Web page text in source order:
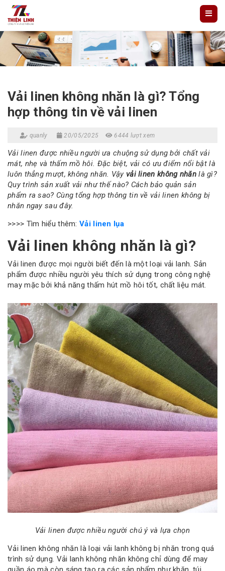
Vải linen không nhăn là gì? Tổng
hợp thông tin về vải linen
quanly 20/05/2025 6444 lượt xem
Vải linen được nhiều người ưa chuộng sử dụng bởi chất vải
mát, nhẹ và thấm mồ hôi. Đặc biệt, vải có ưu điểm nổi bật là
luôn thẳng mượt, không nhăn. Vậy vải linen không nhănlà gì?
Quy trình sản xuất vải như thế nào? Cách bảo quản sản
phẩm ra sao? Cùng tổng hợp thông tin về vải linen không bị
nhăn ngay sau đây.
>>>> Tìm hiểu thêm: Vải linen lụa
Vải linen không nhăn là gì?
Vải linen được mọi người biết đến là một loại vải lanh. Sản
phẩm được nhiều người yêu thích sử dụng trong công nghệ
may mặc bởi khả năng thấm hút mồ hôi tốt, chất liệu mát.
Vải linen được nhiều người chú ý và lựa chọn
Vải linen không nhăn là loại vải lanh không bị nhăn trong quá
trình sử dụng. Vải lanh không nhăn không chỉ dùng để may